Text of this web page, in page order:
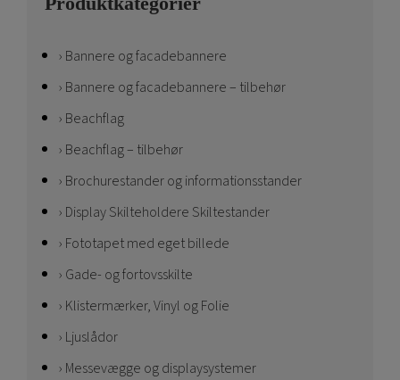
Bannere og facadebannere
Bannere og facadebannere – tilbehør
Beachflag
Beachflag – tilbehør
Brochurestander og informationsstander
Display Skilteholdere Skiltestander
Fototapet med eget billede
Gade- og fortovsskilte
Klistermærker, Vinyl og Folie
Ljuslådor
Messevægge og displaysystemer